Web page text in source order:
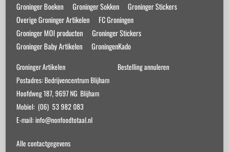
Groninger Boeken
Groninger Sokken
Groninger Stickers
Overige Groninger Artikelen
FC Groningen
Groninger MOI producten
Groninger Stickers
Groninger Baby Artikelen
GroningenKado
Groninger Artikelen
Postadres: Bedrijvencentrum Blijham
Hoofdweg 187, 9697 NG Blijham
Mobiel: (06) 53 982 083
E-mail: info@nonfoodtotaal.nl
Alle contactgegevens
Bestelling annuleren